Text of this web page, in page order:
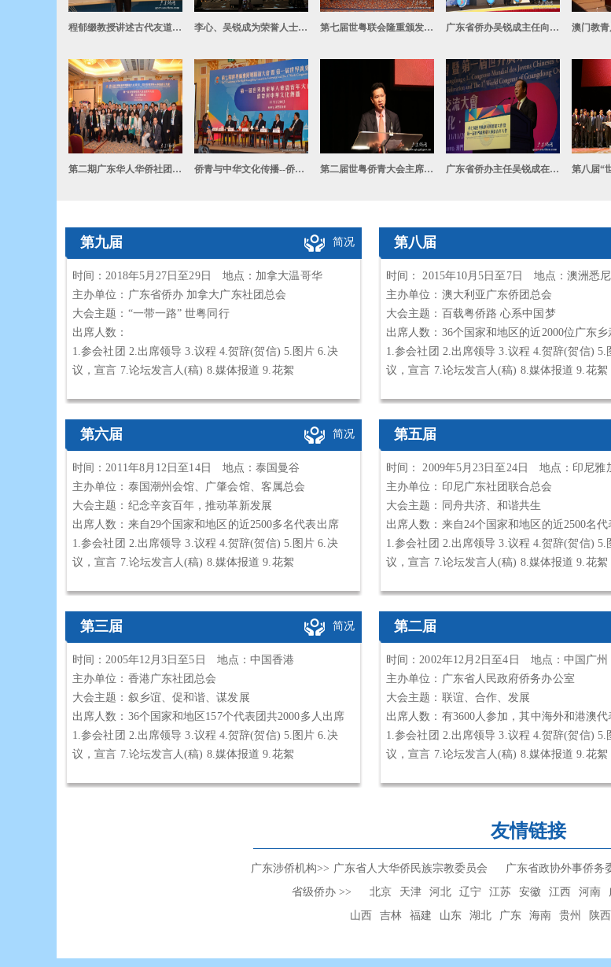
程郁缀教授讲述古代友道与现代交往 李心、吴锐成为荣誉人士颁授奖章 第七届世粤联会隆重颁发&quot;2013世界广东侨青十杰&quot; 广东省侨办吴锐成主任向大会致送纪念品
第二期广东华人华侨社团负责人研习班学员出席侨青大会 侨青与中华文化传播--侨青论坛 第二届世粤侨青大会主席陈少伟致辞 广东省侨办主任吴锐成在世粤联会上发布粤侨精神
第九届 简况
时间：2018年5月27日至29日 地点：加拿大温哥华
主办单位：广东省侨办 加拿大广东社团总会
大会主题：“一带一路” 世粤同行
出席人数：
1.参会社团 2.出席领导 3.议程 4.贺辞(贺信) 5.图片 6.决
议，宣言 7.论坛发言人(稿) 8.媒体报道 9.花絮
第八届
时间： 2015年10月5日至7日 地点：澳洲悉尼
主办单位：澳大利亚广东侨团总会
大会主题：百载粤侨路 心系中国梦
出席人数：36个国家和地区的近2000位广东乡
1.参会社团 2.出席领导 3.议程 4.贺辞(贺信) 5.
议，宣言 7.论坛发言人(稿) 8.媒体报道 9.花絮
第六届 简况
时间：2011年8月12日至14日 地点：泰国曼谷
主办单位：泰国潮州会馆、广肇会馆、客属总会
大会主题：纪念辛亥百年，推动革新发展
出席人数：来自29个国家和地区的近2500多名代表出席
1.参会社团 2.出席领导 3.议程 4.贺辞(贺信) 5.图片 6.决
议，宣言 7.论坛发言人(稿) 8.媒体报道 9.花絮
第五届
时间： 2009年5月23日至24日 地点：印尼雅
主办单位：印尼广东社团联合总会
大会主题：同舟共济、和谐共生
出席人数：来自24个国家和地区的近2500名
1.参会社团 2.出席领导 3.议程 4.贺辞(贺信) 5.
议，宣言 7.论坛发言人(稿) 8.媒体报道 9.花絮
第三届 简况
时间：2005年12月3日至5日 地点：中国香港
主办单位：香港广东社团总会
大会主题：叙乡谊、促和谐、谋发展
出席人数：36个国家和地区157个代表团共2000多人出席
1.参会社团 2.出席领导 3.议程 4.贺辞(贺信) 5.图片 6.决
议，宣言 7.论坛发言人(稿) 8.媒体报道 9.花絮
第二届
时间：2002年12月2日至4日 地点：中国广州
主办单位：广东省人民政府侨务办公室
大会主题：联谊、合作、发展
出席人数：有3600人参加，其中海外和港澳代
1.参会社团 2.出席领导 3.议程 4.贺辞(贺信) 5.
议，宣言 7.论坛发言人(稿) 8.媒体报道 9.花絮
友情链接
广东涉侨机构>> 广东省人大华侨民族宗教委员会 广东省政协外事侨务
省级侨办 >>
北京 天津 河北 辽宁 江苏 安徽 江西 河南
山西
吉林 福建 山东 湖北 广东 海南 贵州 陕西